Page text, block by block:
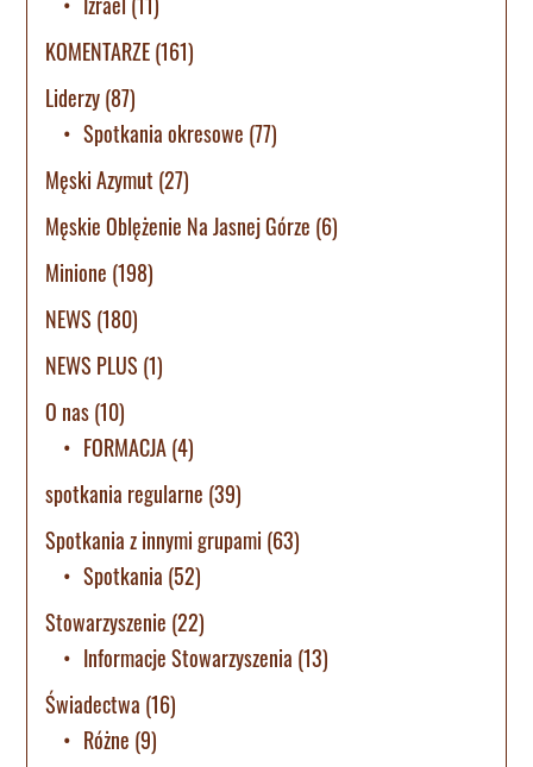
KOMENTARZE(161)
Liderzy(87)
Spotkania okresowe (77)
Męski Azymut (27)
Męskie Oblężenie Na Jasnej Górze (6)
Minione (198)
NEWS (180)
NEWS PLUS (1)
O nas(10)
FORMACJA(4)
spotkania regularne (39)
Spotkania z innymi grupami (63)
Spotkania (52)
Stowarzyszenie (22)
Informacje Stowarzyszenia (13)
Świadectwa (16)
Różne (9)